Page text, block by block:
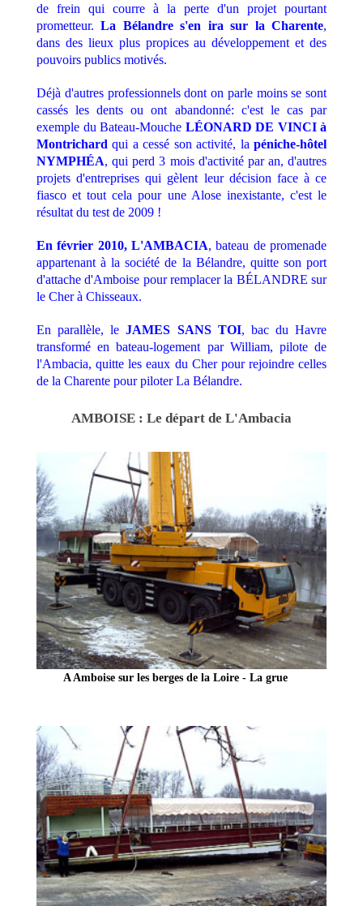
de frein qui courre à la perte d'un projet pourtant
prometteur.La Bélandre s'en ira sur la Charente,
dans des lieux plus propices au développement et des
pouvoirs publics motivés.
Déjà d'autres professionnels dont on parle moins se sont
cassés les dents ou ont abandonné: c'est le cas par
exemple du Bateau-Mouche LÉONARD DE VINCI à
Montrichard qui a cessé son activité, la péniche-hôtel
NYMPHÉA, qui perd 3 mois d'activité par an, d'autres
projets d'entreprises qui gèlent leur décision face à ce
fiasco et tout cela pour une Alose inexistante, c'est le
résultat du test de 2009 !
En février 2010, L'AMBACIA, bateau de promenade
appartenant à la société de la Bélandre, quitte son port
d'attache d'Amboise pour remplacer la BÉLANDRE sur
le Cher à Chisseaux.
En parallèle, leJAMES SANS TOI, bac du Havre
transformé en bateau-logement par William, pilote de
l'Ambacia, quitte les eaux du Cher pour rejoindre celles
de la Charente pour piloter La Bélandre.
AMBOISE : Le départ de L'Ambacia
A Amboise sur les berges de la Loire - La grue